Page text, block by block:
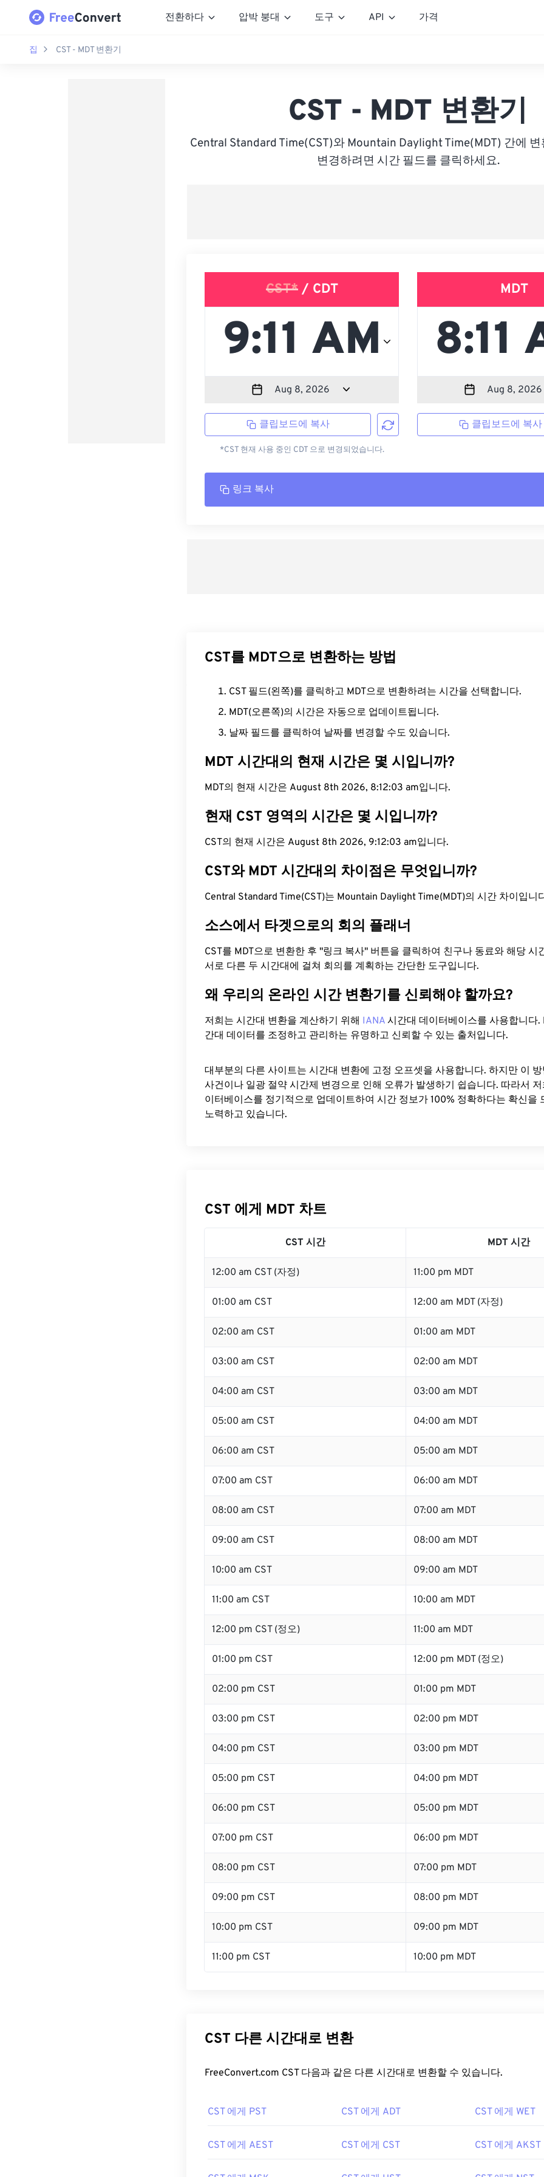
전환하다 압박 붕대 도구 API 가격
집 CST - MDT 변환기
CST - MDT 변환기
Central Standard Time(CST)와 Mountain Daylight Time(MDT) 간에
변경하려면 시간 필드를 클릭하세요.
CST*/ CDT
클립보드에 복사
*CST 현재 사용 중인 CDT 으로 변경되었습니다.
MDT
클립보드에 복사
링크 복사
CST를 MDT으로 변환하는 방법
CST 필드(왼쪽)를 클릭하고 MDT으로 변환하려는 시간을 선택합니다.
MDT(오른쪽)의 시간은 자동으로 업데이트됩니다.
날짜 필드를 클릭하여 날짜를 변경할 수도 있습니다.
MDT 시간대의 현재 시간은 몇 시입니까?
MDT의 현재 시간은 August 8th 2026, 8:12:04 am입니다.
현재 CST 영역의 시간은 몇 시입니까?
CST의 현재 시간은 August 8th 2026, 9:12:04 am입니다.
CST와 MDT 시간대의 차이점은 무엇입니까?
Central Standard Time(CST)는 Mountain Daylight Time(MDT)의 시간 차이입니
소스에서 타겟으로의 회의 플래너
CST를 MDT으로 변환한 후 "링크 복사" 버튼을 클릭하여 친구나 동료와 해당 시
서로 다른 두 시간대에 걸쳐 회의를 계획하는 간단한 도구입니다.
왜 우리의 온라인 시간 변환기를 신뢰해야 할까요?
저희는 시간대 변환을 계산하기 위해 IANA 시간대 데이터베이스를 사용합니다.
간대 데이터를 조정하고 관리하는 유명하고 신뢰할 수 있는 출처입니다.
대부분의 다른 사이트는 시간대 변환에 ​​고정 오프셋을 사용합니다. 하지만 이
사건이나 일광 절약 시간제 변경으로 인해 오류가 발생하기 쉽습니다. 따라서 저
이터베이스를 정기적으로 업데이트하여 시간 정보가 100% 정확하다는 확신을
노력하고 있습니다.
CST 에게 MDT 차트
CST 시간 MDT 시간
12:00 am CST (자정) 11:00 pm MDT
01:00 am CST 12:00 am MDT (자정)
02:00 am CST 01:00 am MDT
03:00 am CST 02:00 am MDT
04:00 am CST 03:00 am MDT
05:00 am CST 04:00 am MDT
06:00 am CST 05:00 am MDT
07:00 am CST 06:00 am MDT
08:00 am CST 07:00 am MDT
09:00 am CST 08:00 am MDT
10:00 am CST 09:00 am MDT
11:00 am CST 10:00 am MDT
12:00 pm CST (정오) 11:00 am MDT
01:00 pm CST 12:00 pm MDT (정오)
02:00 pm CST 01:00 pm MDT
03:00 pm CST 02:00 pm MDT
04:00 pm CST 03:00 pm MDT
05:00 pm CST 04:00 pm MDT
06:00 pm CST 05:00 pm MDT
07:00 pm CST 06:00 pm MDT
08:00 pm CST 07:00 pm MDT
09:00 pm CST 08:00 pm MDT
10:00 pm CST 09:00 pm MDT
11:00 pm CST 10:00 pm MDT
CST 다른 시간대로 변환
FreeConvert.com CST 다음과 같은 다른 시간대로 변환할 수 있습니다.
CST 에게 PST CST 에게 ADT CST 에게 WET
CST 에게 AEST CST 에게 CST CST 에게 AKST